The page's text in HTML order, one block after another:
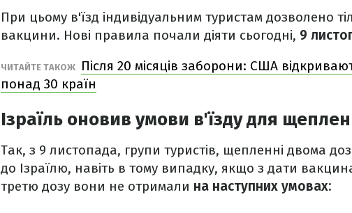
При цьому в'їзд індивідуальним туристам дозволено
вакцини. Нові правила почали діяти сьогодні, 9
ЧИТАЙТЕ ТАКОЖ
Після 20 місяців заборони: США
понад 30 країн
Ізраїль оновив умови в'їзду для
Так, з 9 листопада, групи туристів, щепленні двома
до Ізраїлю, навіть в тому випадку, якщо з дати
третю дозу вони не отримали на наступних умовах: